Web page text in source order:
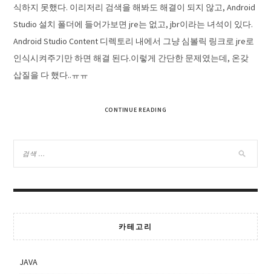
식하지 못했다. 이리저리 검색을 해봐도 해결이 되지 않고, Android
Studio 설치 폴더에 들어가보면 jre는 없고, jbr이라는 녀석이 있다.
Android Studio Content 디렉토리 내에서 그냥 심볼릭 링크로 jre로
인식시켜주기만 하면 해결 된다.이렇게 간단한 문제였는데, 온갖
삽질을 다 했다..ㅠㅠ
CONTINUE READING
카테고리
JAVA